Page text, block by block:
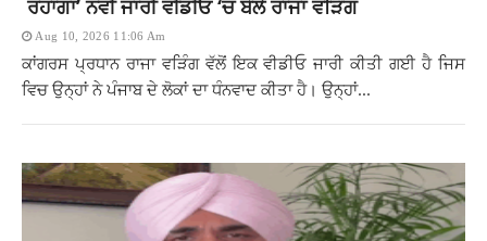
ਰਹਾਂਗਾ’ ਨਵੀਂ ਜਾਰੀ ਵੀਡੀਓ ‘ਚ ਬੋਲੇ ਰਾਜਾ ਵੜਿੰਗ
Aug 10, 2026 11:06 Am
ਕਾਂਗਰਸ ਪ੍ਰਧਾਨ ਰਾਜਾ ਵੜਿੰਗ ਵੱਲੋਂ ਇਕ ਵੀਡੀਓ ਜਾਰੀ ਕੀਤੀ ਗਈ ਹੈ ਜਿਸ
ਵਿਚ ਉਨ੍ਹਾਂ ਨੇ ਪੰਜਾਬ ਦੇ ਲੋਕਾਂ ਦਾ ਧੰਨਵਾਦ ਕੀਤਾ ਹੈ। ਉਨ੍ਹਾਂ...